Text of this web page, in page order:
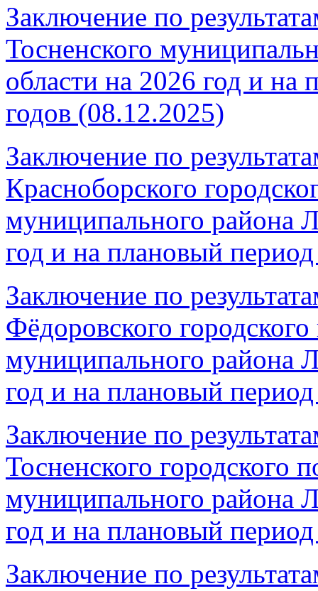
Заключение по
Тосненского
области на 2026 год и
годов (08.12.2025)
Заключение по
Красноборского
муниципального района
год и на плановый
Заключение по
Фёдоровского
муниципального района
год и на плановый
Заключение по
Тосненского городского
муниципального района
год и на плановый
Заключение по